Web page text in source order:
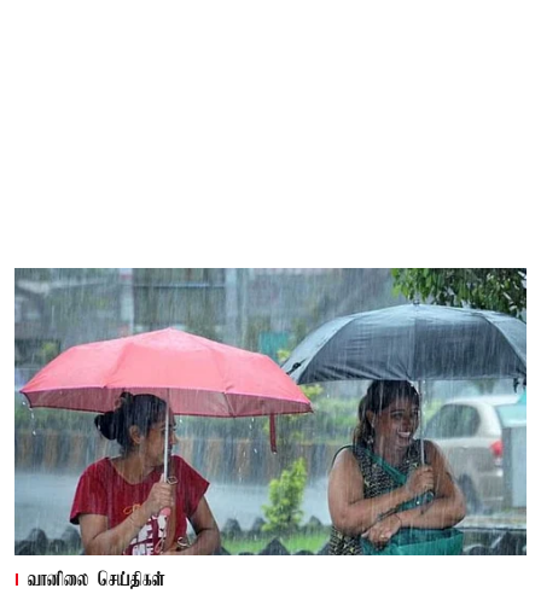
வானிலை செய்திகள்